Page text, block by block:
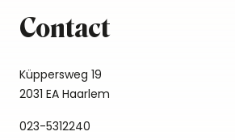
Contact
Küppersweg 19
2031 EA Haarlem
023-5312240